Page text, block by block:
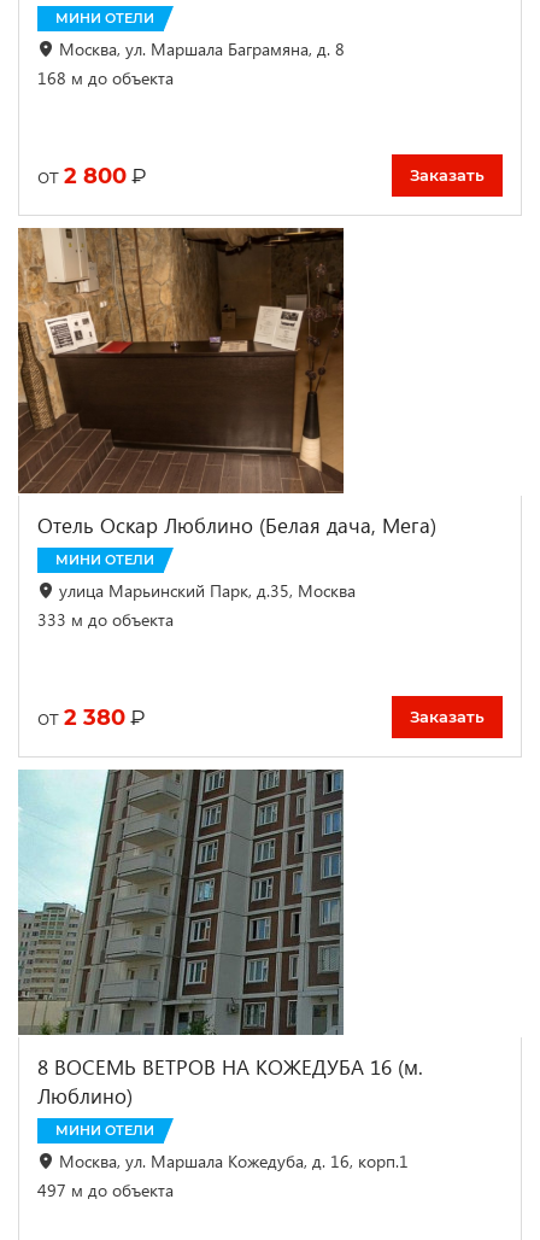
МИНИ ОТЕЛИ
Москва, ул. Маршала Баграмяна, д. 8
168 м до объекта
от 2 800 ₽ Заказать
Отель Оскар Люблино (Белая дача, Мега)
МИНИ ОТЕЛИ
улица Марьинский Парк, д.35, Москва
333 м до объекта
от 2 380 ₽ Заказать
8 ВОСЕМЬ ВЕТРОВ НА КОЖЕДУБА 16 (м.
Люблино)
МИНИ ОТЕЛИ
Москва, ул. Маршала Кожедуба, д. 16, корп.1
497 м до объекта